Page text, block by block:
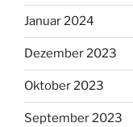
Januar 2024
Dezember 2023
Oktober 2023
September 2023